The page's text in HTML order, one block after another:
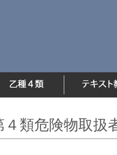
類危険物取扱